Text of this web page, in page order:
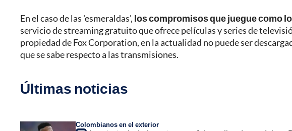
En el caso de las 'esmeraldas', los compromisos que juegue como
servicio de streaming gratuito que ofrece películas y series de
propiedad de Fox Corporation, en la actualidad no puede ser
que se sabe respecto a las transmisiones.
Últimas noticias
Colombianos en el exterior